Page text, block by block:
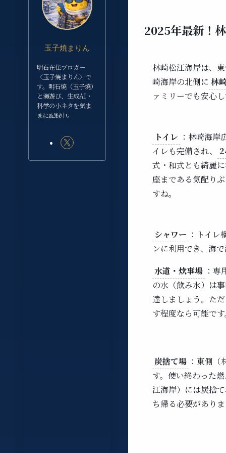
2025年最新！
林崎松江海岸は、
崎海岸の北側に 林
ァミリーでも安心
トイレ ：林崎海岸
イレも完備され、
式・和式とも綺麗
座まである気配り
すね。
シャワー ：トイ
ンに利用でき、海
水道・炊事場 ：
の水（飲み水）は
達しましょう。た
す程度なら可能で
炭捨て場 ：東側
す。使い終わった
江海岸）には炭捨
ち帰る必要があり
玉子焼まりん
明石在住ブロガー
〈玉子焼まりん〉で
す。明石焼（玉子焼）
と海遊び、生成AI・
科学の小ネタを気ま
まに記録中。